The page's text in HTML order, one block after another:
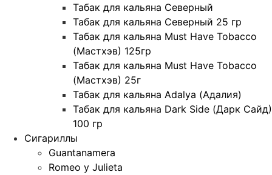
Табак для кальяна Северный
Табак для кальяна Северный 25 гр
Табак для кальяна Must Have Tobacco
(Мастхэв) 125гр
Табак для кальяна Must Have Tobacco
(Мастхэв) 25г
Табак для кальяна Adalya (Адалия)
Табак для кальяна Dark Side (Дарк Сайд)
100 гр
Сигариллы
Guantanamera
Romeo y Julieta